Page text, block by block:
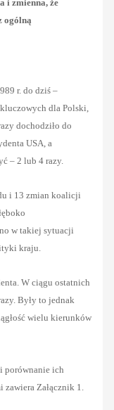
i zmienna, że
ogólną
r. do dziś –
dla Polski,
dochodziło do
USA, a
– 2 lub 4 razy.
i 13 zmian koalicji
w takiej sytuacji
kraju.
W ciągu ostatnich
Były to jednak
wielu kierunków
porównanie ich
Załącznik 1.